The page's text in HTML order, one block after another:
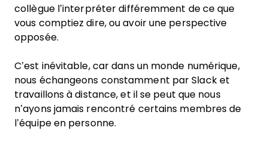
collègue l’interpréter différemment de ce que
vous comptiez dire, ou avoir une perspective
opposée.
C’est inévitable, car dans un monde numérique,
nous échangeons constamment par Slack et
travaillons à distance, et il se peut que nous
n’ayons jamais rencontré certains membres de
l’équipe en personne.